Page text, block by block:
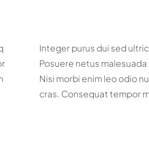
Integer purus dui sed
Posuere netus
Nisi morbi enim leo odio
cras. Consequat tempor